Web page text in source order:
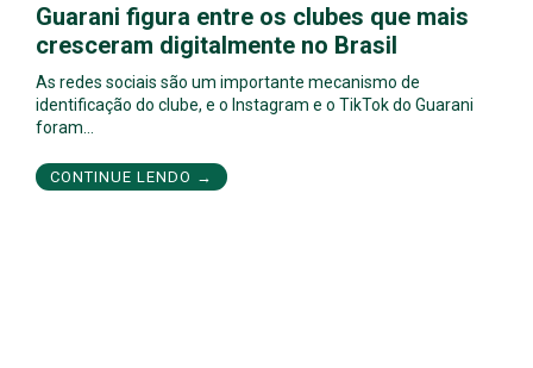
Guarani figura entre os clubes que mais
cresceram digitalmente no Brasil
As redes sociais são um importante mecanismo de
identificação do clube, e o Instagram e o TikTok do Guarani
foram…
CONTINUE LENDO →